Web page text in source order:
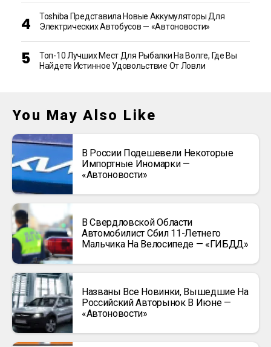
Toshiba Представила Новые Аккумуляторы Для
Электрических Автобусов — «Автоновости»
Топ-10 Лучших Мест Для Рыбалки На Волге, Где Вы
Найдете Истинное Удовольствие От Ловли
You May Also Like
В России Подешевели Некоторые
Импортные Иномарки —
«Автоновости»
В Свердловской Области
Автомобилист Сбил 11-Летнего
Мальчика На Велосипеде — «ГИБДД»
Названы Все Новинки, Вышедшие На
Российский Авторынок В Июне —
«Автоновости»